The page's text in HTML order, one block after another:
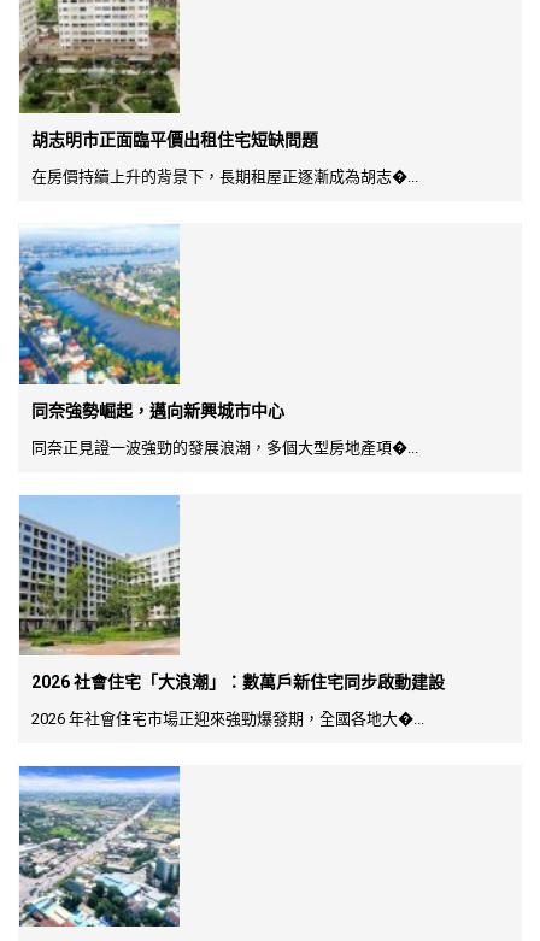
胡志明市正面臨平價出租住宅短缺問題
在房價持續上升的背景下，長期租屋正逐漸成為胡志�...
同奈強勢崛起，邁向新興城市中心
同奈正見證一波強勁的發展浪潮，多個大型房地產項�...
2026 社會住宅「大浪潮」：數萬戶新住宅同步啟動建設
2026 年社會住宅市場正迎來強勁爆發期，全國各地大�...